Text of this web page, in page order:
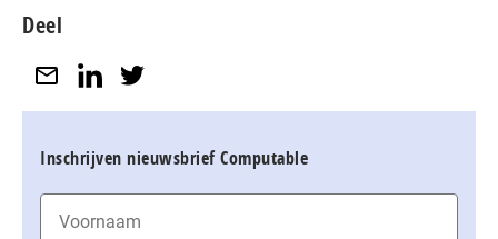
Deel
Inschrijven nieuwsbrief Computable